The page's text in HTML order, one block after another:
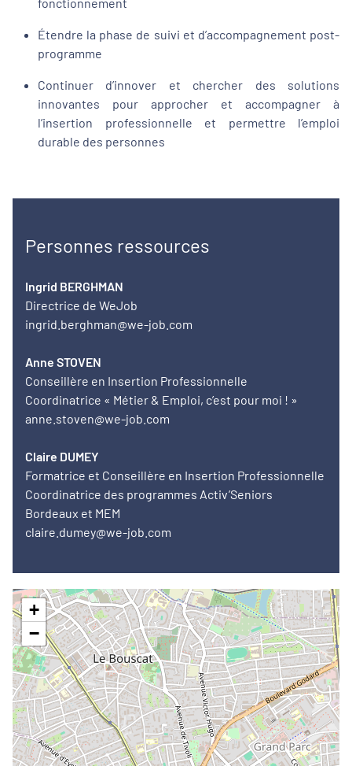
Étendre la phase de suivi et d’accompagnement post-
programme
Continuer d’innover et chercher des solutions
innovantes pour approcher et accompagner à
l’insertion professionnelle et permettre l’emploi
durable des personnes
Personnes ressources
Ingrid BERGHMAN
Directrice de WeJob
ingrid.berghman@we-job.com
Anne STOVEN
Conseillère en Insertion Professionnelle
Coordinatrice « Métier & Emploi, c’est pour moi ! »
anne.stoven@we-job.com
Claire DUMEY
Formatrice et Conseillère en Insertion Professionnelle
Coordinatrice des programmes Activ’Seniors
Bordeaux et MEM
claire.dumey@we-job.com
+
−